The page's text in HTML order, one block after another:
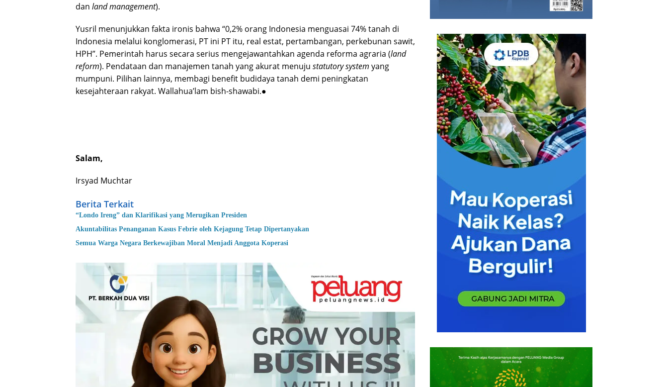
dan land management).
Yusril menunjukkan fakta ironis bahwa “0,2% orang Indonesia menguasai 74% tanah di
Indonesia melalui konglomerasi, PT ini PT itu, real estat, pertambangan, perkebunan sawit,
HPH”. Pemerintah harus secara serius mengejawantahkan agenda reforma agraria (land
reform). Pendataan dan manajemen tanah yang akurat menuju statutory system yang
mumpuni. Pilihan lainnya, membagi benefit budidaya tanah demi peningkatan
kesejahteraan rakyat. Wallahua’lam bish-shawabi.●
Salam,
Irsyad Muchtar
Berita Terkait
“Londo Ireng” dan Klarifikasi yang Merugikan Presiden
Akuntabilitas Penanganan Kasus Febrie oleh Kejagung Tetap Dipertanyakan
Semua Warga Negara Berkewajiban Moral Menjadi Anggota Koperasi